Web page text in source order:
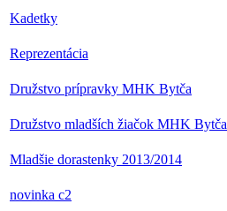
Kadetky
Reprezentácia
Družstvo prípravky MHK Bytča
Družstvo mladších žiačok MHK Bytča
Mladšie dorastenky 2013/2014
novinka c2